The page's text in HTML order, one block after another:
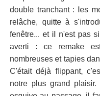
double tranchant : les
relâche, quitte à
fenêtre... et il n'est pas
averti : ce remake
nombreuses et tapies
C'était déjà flippant,
notre plus grand